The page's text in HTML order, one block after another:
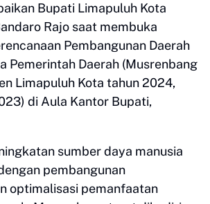
Bupati Limapuluh Kota
Rajo saat membuka
Pembangunan Daerah
Pemerintah Daerah (Musrenbang
Limapuluh Kota tahun 2024,
di Aula Kantor Bupati,
sumber daya manusia
pembangunan
optimalisasi pemanfaatan